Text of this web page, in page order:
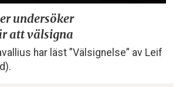
undersöker
att välsigna
har läst ”Välsignelse” av Leif